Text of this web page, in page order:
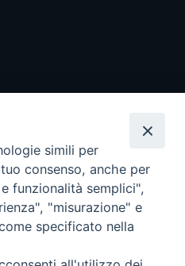
i diritti riservati - Vita
simili per
consenso, anche per
funzionalità semplici",
"misurazione" e
specificato nella